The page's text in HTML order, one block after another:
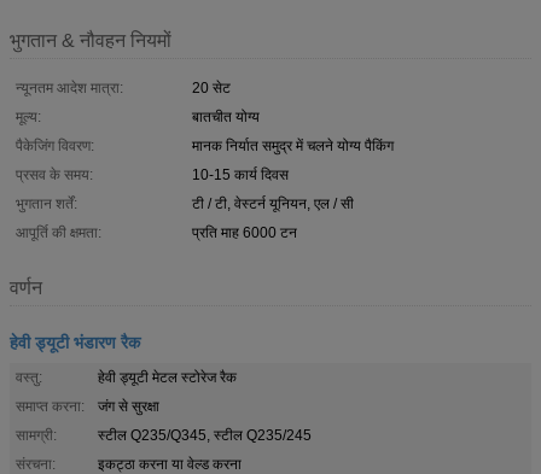
भुगतान & नौवहन नियमों
न्यूनतम आदेश मात्रा:
20 सेट
मूल्य:
बातचीत योग्य
पैकेजिंग विवरण:
मानक निर्यात समुद्र में चलने योग्य पैकिंग
प्रसव के समय:
10-15 कार्य दिवस
भुगतान शर्तें:
टी / टी, वेस्टर्न यूनियन, एल / सी
आपूर्ति की क्षमता:
प्रति माह 6000 टन
वर्णन
हेवी ड्यूटी भंडारण रैक
वस्तु:
हेवी ड्यूटी मेटल स्टोरेज रैक
समाप्त करना:
जंग से सुरक्षा
सामग्री:
स्टील Q235/Q345, स्टील Q235/245
संरचना:
इकट्ठा करना या वेल्ड करना